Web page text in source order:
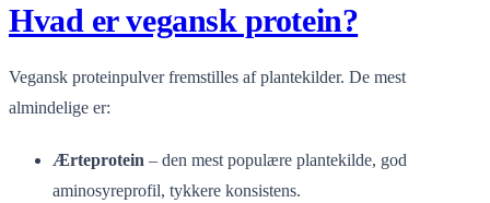
Hvad er vegansk protein?
Vegansk proteinpulver fremstilles af plantekilder. De mest
almindelige er:
Ærteprotein – den mest populære plantekilde, god
aminosyreprofil, tykkere konsistens.